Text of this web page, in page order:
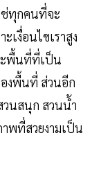
ช่ทุกคนที่จะ
เงื่อนไขเราสูง
ะพื้นที่ที่เป็น
งพื้นที่ ส่วนอีก
วนสนุก สวนน้ำ
พที่สวยงามเป็น